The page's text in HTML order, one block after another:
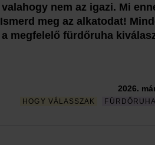
valahogy nem az igazi. Mi
Ismerd meg az alkatodat!
a megfelelő fürdőruha
2026.
HOGY VÁLASSZAK FÜRDŐRUHA